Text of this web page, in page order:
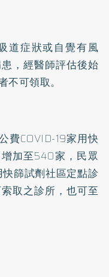
道症狀或自覺有風
，經醫師評估後始
可領取。
費COVID-19家用快
加至540家，民眾
快篩試劑社區定點診
取之診所，也可至